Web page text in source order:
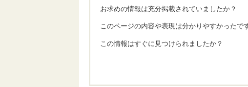
お求めの情報は充分掲載されていましたか？
このページの内容や表現は分かりやすかったで
この情報はすぐに見つけられましたか？